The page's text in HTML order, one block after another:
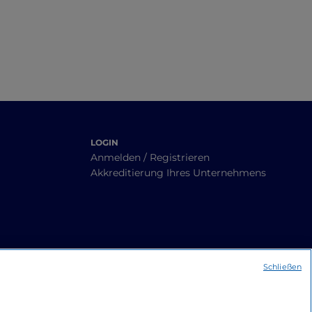
LOGIN
Anmelden / Registrieren
Akkreditierung Ihres Unternehmens
Schließen